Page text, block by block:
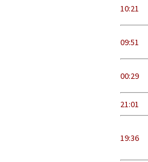
10:21
09:51
00:29
21:01
19:36